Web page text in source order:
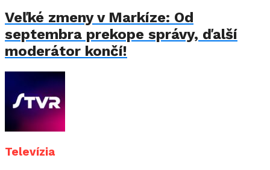
Veľké zmeny v Markíze: Od
septembra prekope správy, ďalší
moderátor končí!
Televízia